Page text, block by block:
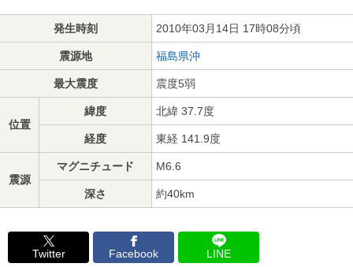
発生時刻 2010年03月14日 17時08分頃
震源地 福島県沖
最大震度 震度5弱
位置
緯度 北緯 37.7度
経度 東経 141.9度
震源
マグニチュード M6.6
深さ 約40km
Twitter Facebook LINE